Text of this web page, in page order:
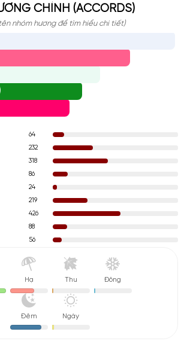
CHÍNH (ACCORDS)
nhóm hương để tìm hiểu chi tiết)
64
232
318
86
24
219
426
88
56
Hạ Thu Đông
Đêm Ngày